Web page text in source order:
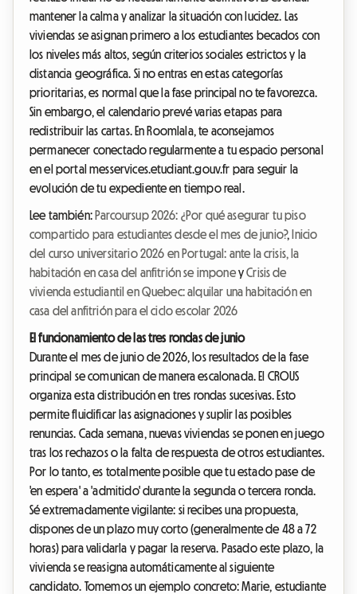
mantener la calma y analizar la situación con lucidez. Las
viviendas se asignan primero a los estudiantes becados con
los niveles más altos, según criterios sociales estrictos y la
distancia geográfica. Si no entras en estas categorías
prioritarias, es normal que la fase principal no te favorezca.
Sin embargo, el calendario prevé varias etapas para
redistribuir las cartas. En Roomlala, te aconsejamos
permanecer conectado regularmente a tu espacio personal
en el portal messervices.etudiant.gouv.fr para seguir la
evolución de tu expediente en tiempo real.
Lee también: Parcoursup 2026: ¿Por qué asegurar tu piso
compartido para estudiantes desde el mes de junio?, Inicio
del curso universitario 2026 en Portugal: ante la crisis, la
habitación en casa del anfitrión se imponeyCrisis de
vivienda estudiantil en Quebec: alquilar una habitación en
casa del anfitrión para el ciclo escolar 2026
El funcionamiento de las tres rondas de junio
Durante el mes de junio de 2026, los resultados de la fase
principal se comunican de manera escalonada. El CROUS
organiza esta distribución en tres rondas sucesivas. Esto
permite fluidificar las asignaciones y suplir las posibles
renuncias. Cada semana, nuevas viviendas se ponen en juego
tras los rechazos o la falta de respuesta de otros estudiantes.
Por lo tanto, es totalmente posible que tu estado pase de
'en espera' a 'admitido' durante la segunda o tercera ronda.
Sé extremadamente vigilante: si recibes una propuesta,
dispones de un plazo muy corto (generalmente de 48 a 72
horas) para validarla y pagar la reserva. Pasado este plazo, la
vivienda se reasigna automáticamente al siguiente
candidato. Tomemos un ejemplo concreto: Marie, estudiante